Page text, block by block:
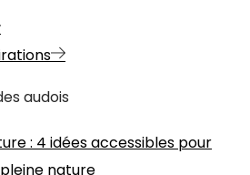
audois
: 4 idées accessibles pour
nature